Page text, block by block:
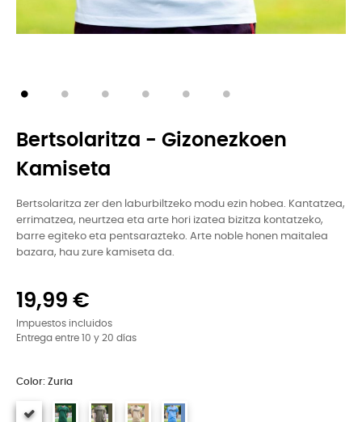
Bertsolaritza - Gizonezkoen
Kamiseta
Bertsolaritza zer den laburbiltzeko modu ezin hobea. Kantatzea,
errimatzea, neurtzea eta arte hori izatea bizitza kontatzeko,
barre egiteko eta pentsarazteko. Arte noble honen maitalea
bazara, hau zure kamiseta da.
19,99 €
Impuestos incluidos
Entrega entre 10 y 20 días
Color: Zuria